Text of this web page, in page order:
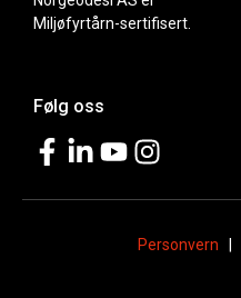
Miljøfyrtårn-sertifisert.
Følg oss
Personvern